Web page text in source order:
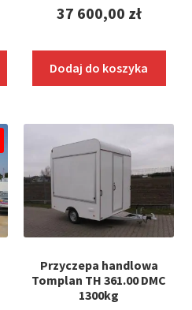
37 600,00 zł
Dodaj do koszyka
Przyczepa handlowa
Tomplan TH 361.00 DMC
1300kg